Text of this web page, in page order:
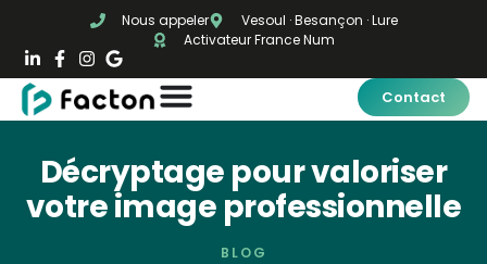
Nous appeler
Vesoul · Besançon · Lure
Activateur France Num
Contact
Décryptage pour valoriser
votre image professionnelle
BLOG